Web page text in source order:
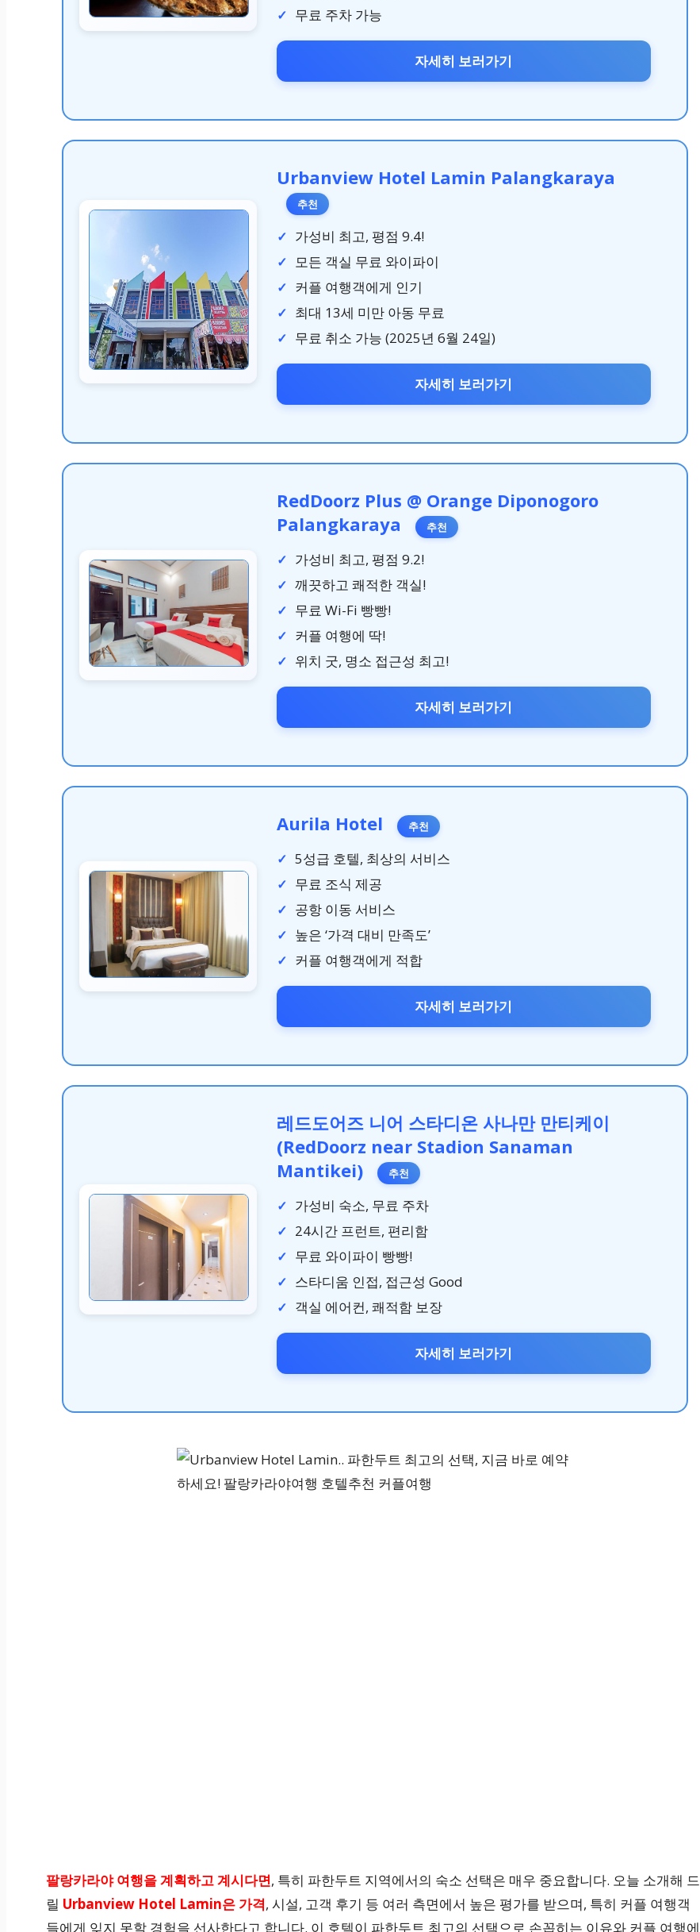
무료 주차 가능
자세히 보러가기
Urbanview Hotel Lamin Palangkaraya
추천
가성비 최고, 평점 9.4!
모든 객실 무료 와이파이
커플 여행객에게 인기
최대 13세 미만 아동 무료
무료 취소 가능 (2025년 6월 24일)
자세히 보러가기
RedDoorz Plus @ Orange Diponogoro
Palangkaraya
추천
가성비 최고, 평점 9.2!
깨끗하고 쾌적한 객실!
무료 Wi-Fi 빵빵!
커플 여행에 딱!
위치 굿, 명소 접근성 최고!
자세히 보러가기
Aurila Hotel 추천
5성급 호텔, 최상의 서비스
무료 조식 제공
공항 이동 서비스
높은 ‘가격 대비 만족도’
커플 여행객에게 적합
자세히 보러가기
레드도어즈 니어 스타디온 사나만 만티케이
(RedDoorz near Stadion Sanaman
Mantikei)
추천
가성비 숙소, 무료 주차
24시간 프런트, 편리함
무료 와이파이 빵빵!
스타디움 인접, 접근성 Good
객실 에어컨, 쾌적함 보장
자세히 보러가기
팔랑카라야 여행을 계획하고 계시다면, 특히 파한두트 지역에서의 숙소 선택은 매우 중요합니다. 오늘 소개해 드
릴 Urbanview Hotel Lamin은 가격, 시설, 고객 후기 등 여러 측면에서 높은 평가를 받으며, 특히 커플 여행객
들에게 잊지 못할 경험을 선사한다고 합니다. 이 호텔이 파한두트 최고의 선택으로 손꼽히는 이유와 커플 여행에